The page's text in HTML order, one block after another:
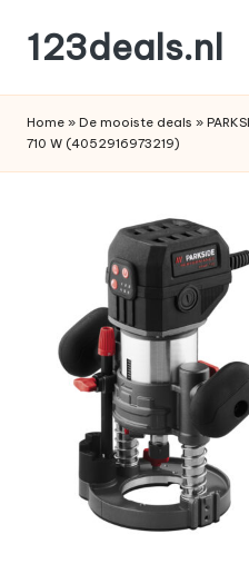
de
inhoud
123deals.nl
deals
Home » De mooiste deals »
710 W (4052916973219)